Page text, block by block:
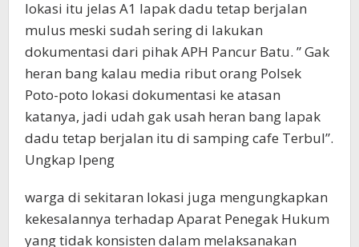
lokasi itu jelas A1 lapak dadu tetap berjalan
mulus meski sudah sering di lakukan
dokumentasi dari pihak APH Pancur Batu. ” Gak
heran bang kalau media ribut orang Polsek
Poto-poto lokasi dokumentasi ke atasan
katanya, jadi udah gak usah heran bang lapak
dadu tetap berjalan itu di samping cafe Terbul”.
Ungkap Ipeng
warga di sekitaran lokasi juga mengungkapkan
kekesalannya terhadap Aparat Penegak Hukum
yang tidak konsisten dalam melaksanakan